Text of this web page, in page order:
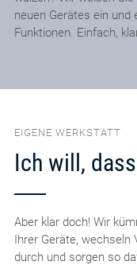
neuen Gerätes ein und
Funktionen. Einfach,
EIGENE WERKSTATT
Ich will,
Aber klar doch! Wir
Ihrer Geräte, wechseln
durch und sorgen so